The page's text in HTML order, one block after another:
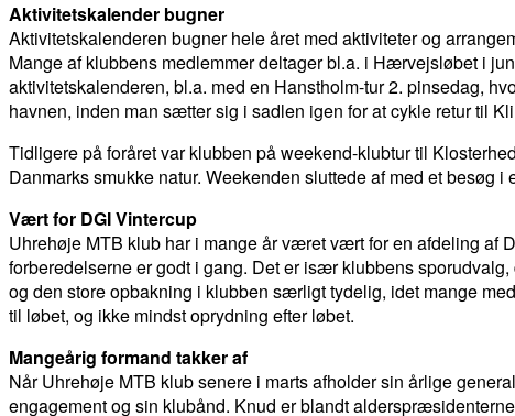
Aktivitetskalender bugner
Aktivitetskalenderen bugner hele året med aktiviteter og
Mange af klubbens medlemmer deltager bl.a. i Hærvejsløbet i
aktivitetskalenderen, bl.a. med en Hanstholm-tur 2. pinsedag,
havnen, inden man sætter sig i sadlen igen for at cykle retur til
Tidligere på foråret var klubben på weekend-klubtur til
Danmarks smukke natur. Weekenden sluttede af med et besøg
Vært for DGI Vintercup
Uhrehøje MTB klub har i mange år været vært for en afdeling af
forberedelserne er godt i gang. Det er især klubbens
og den store opbakning i klubben særligt tydelig, idet mange
til løbet, og ikke mindst oprydning efter løbet.
Mangeårig formand takker af
Når Uhrehøje MTB klub senere i marts afholder sin årlige
engagement og sin klubånd. Knud er blandt